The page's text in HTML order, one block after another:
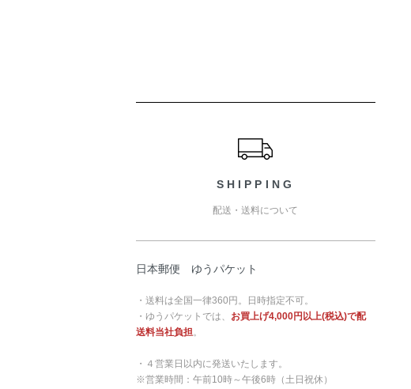
SHIPPING
配送・送料について
日本郵便 ゆうパケット
・送料は全国一律360円。日時指定不可。
・ゆうパケットでは、 お買上げ4,000円以上(税込)で配
送料当社負担。
・４営業日以内に発送いたします。
※営業時間：午前10時～午後6時（土日祝休）